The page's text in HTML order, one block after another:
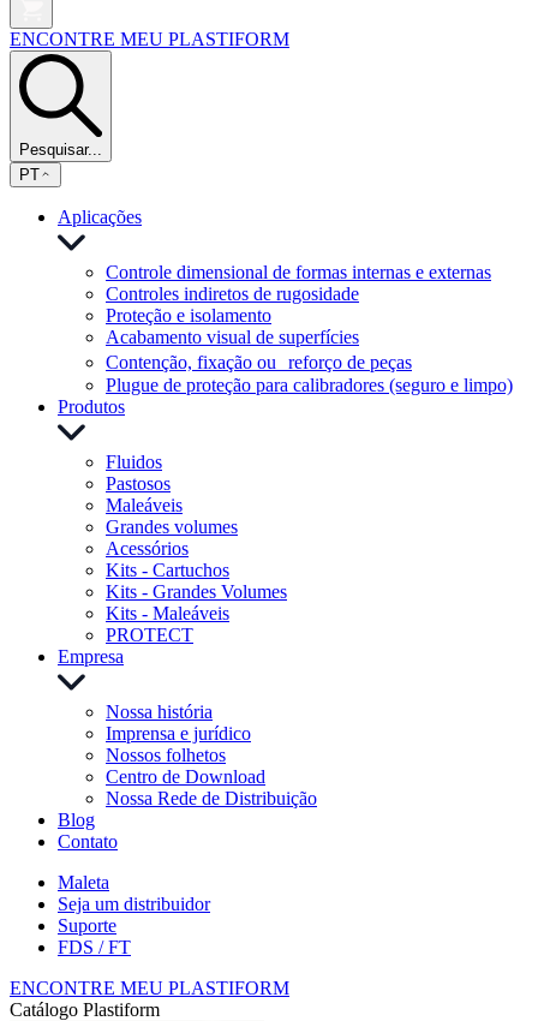
ENCONTRE MEU PLASTIFORM
Pesquisar...
PT
Aplicações
Controle dimensional de formas internas e externas
Controles indiretos de rugosidade
Proteção e isolamento
Acabamento visual de superfícies
Contenção, fixação ou reforço de peças
Plugue de proteção para calibradores (seguro e limpo)
Produtos
Fluidos
Pastosos
Maleáveis
Grandes volumes
Acessórios
Kits - Cartuchos
Kits - Grandes Volumes
Kits - Maleáveis
PROTECT
Empresa
Nossa história
Imprensa e jurídico
Nossos folhetos
Centro de Download
Nossa Rede de Distribuição
Blog
Contato
Maleta
Seja um distribuidor
Suporte
FDS / FT
ENCONTRE MEU PLASTIFORM
Catálogo Plastiform